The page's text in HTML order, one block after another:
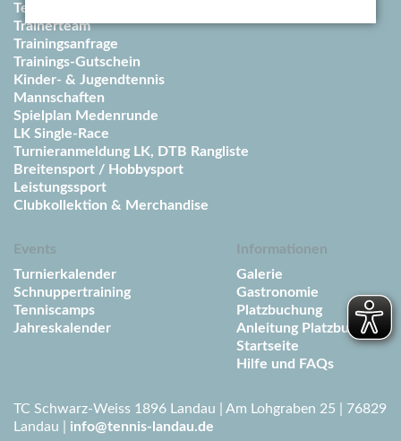
Tennistraining
Trainerteam
Trainingsanfrage
Trainings-Gutschein
Kinder- & Jugendtennis
Mannschaften
Spielplan Medenrunde
LK Single-Race
Turnieranmeldung LK, DTB Rangliste
Breitensport / Hobbysport
Leistungssport
Clubkollektion & Merchandise
Events
Turnierkalender
Schnuppertraining
Tenniscamps
Jahreskalender
Informationen
Galerie
Gastronomie
Platzbuchung
Anleitung Platzbuchung
Startseite
Hilfe und FAQs
TC Schwarz-Weiss 1896 Landau | Am Lohgraben 25 | 76829
Landau | info@tennis-landau.de